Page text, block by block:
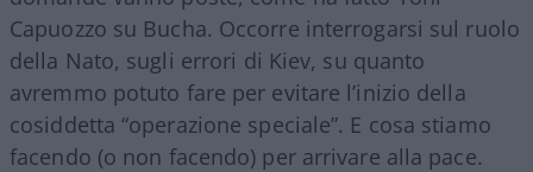
Capuozzo su Bucha. Occorre interrogarsi sul ruolo
della Nato, sugli errori di Kiev, su quanto
avremmo potuto fare per evitare l’inizio della
cosiddetta “operazione speciale”. E cosa stiamo
facendo (o non facendo) per arrivare alla pace.